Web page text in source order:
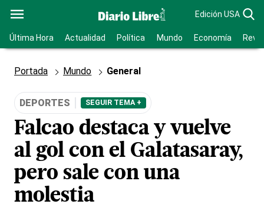
Edición USA
Última Hora Actualidad Política Mundo Economía
Portada Mundo General
DEPORTES SEGUIR TEMA +
Falcao destaca y vuelve
al gol con el Galatasaray,
pero sale con una
molestia